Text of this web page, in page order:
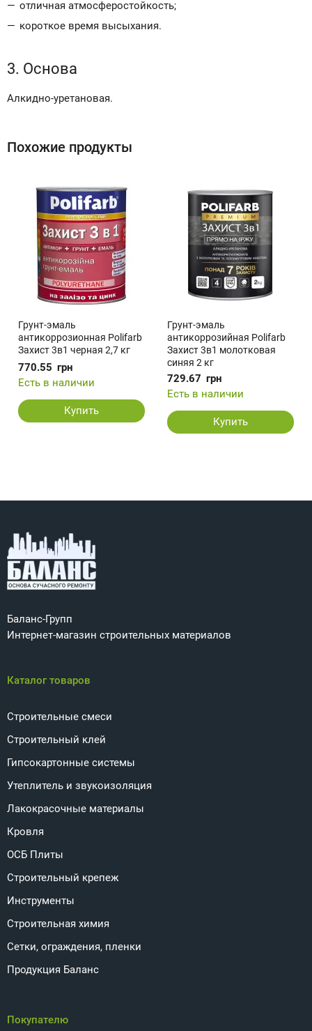
отличная атмосферостойкость;
короткое время высыхания.
3. Основа
Алкидно-уретановая.
Похожие продукты
Грунт-эмаль
антикоррозионная Polifarb
Захист 3в1 черная 2,7 кг
770.55 грн
Есть в наличии
Купить
Грунт-эмаль
антикоррозийная Polifarb
Захист 3в1 молотковая
синяя 2 кг
729.67 грн
Есть в наличии
Купить
Баланс-Групп
Интернет-магазин строительных материалов
Каталог товаров
Строительные смеси
Строительный клей
Гипсокартонные системы
Утеплитель и звукоизоляция
Лакокрасочные материалы
Кровля
ОСБ Плиты
Строительный крепеж
Инструменты
Строительная химия
Сетки, ограждения, пленки
Продукция Баланс
Покупателю